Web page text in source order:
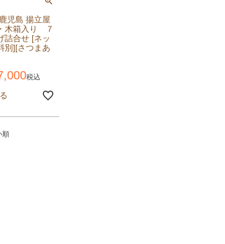
児島 揚立屋
木箱入り ７
詰合せ [ネッ
別][さつまあ
税込
順